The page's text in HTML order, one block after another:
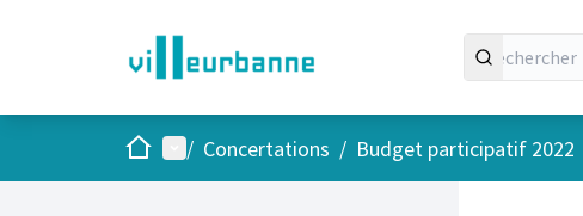
AccueilMenu principal
/ Concertations / Budget participatif 2022